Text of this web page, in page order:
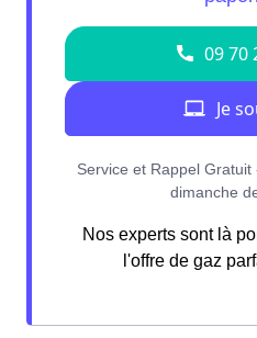
Nos experts sont là
l'offre de gaz